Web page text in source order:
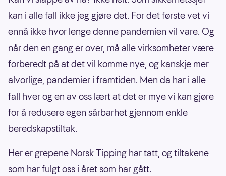
kan i alle fall ikke jeg gjøre det. For det første vet vi
ennå ikke hvor lenge denne pandemien vil vare. Og
når den en gang er over, må alle virksomheter være
forberedt på at det vil komme nye, og kanskje mer
alvorlige, pandemier i framtiden. Men da har i alle
fall hver og en av oss lært at det er mye vi kan gjøre
for å redusere egen sårbarhet gjennom enkle
beredskapstiltak.
Her er grepene Norsk Tipping har tatt, og tiltakene
som har fulgt oss i året som har gått.